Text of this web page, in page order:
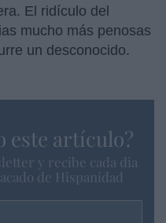
El ridículo del
mucho más penosas
un desconocido.
este artículo?
y recibe cada dia
de Hispanidad